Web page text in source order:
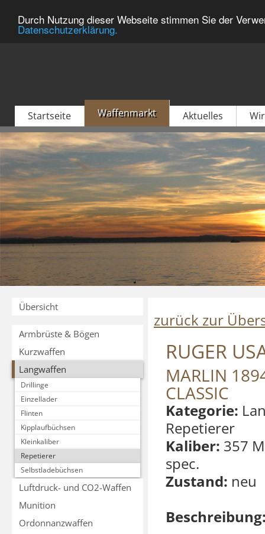
Durch Nutzung dieser Webseite stimmen Sie der
Datenschutzerklärung.
Startseite Waffenmarkt Aktuelles
Übersicht
Armbrüste & Bögen
Kurzwaffen
Langwaffen
Drillinge
Einzellader
Flinten
Kipplaufbüchsen
Kleinkaliber
Repetierer
Selbstladebüchsen
Luftdruck- und CO2-Waffen
Munition
Ordonnanzwaffen
zurück zur
RUGER
MARLIN
CLASSIC
Kategorie:
Repetierer
Kaliber: 357
spec.
Zustand: neu